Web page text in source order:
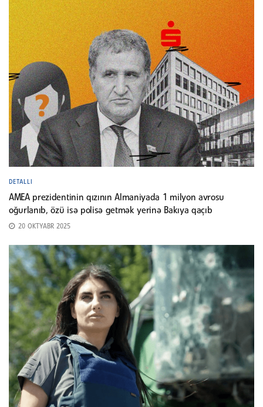
DETALLI
AMEA prezidentinin qızının Almaniyada 1 milyon avrosu
oğurlanıb, özü isə polisə getmək yerinə Bakıya qaçıb
20 OKTYABR 2025